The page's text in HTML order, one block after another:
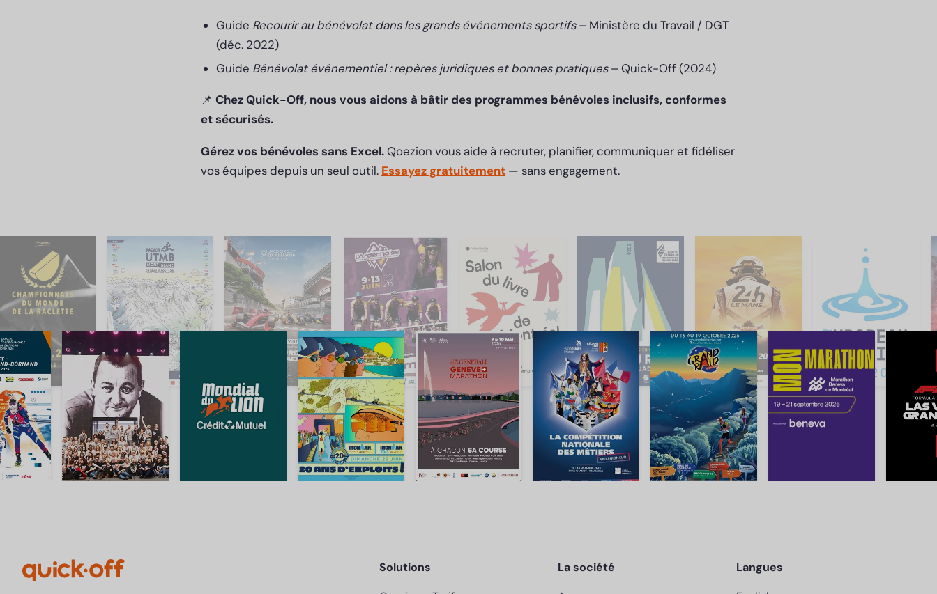
Guide Recourir au bénévolat dans les grands événements sportifs– Ministère du Travail / DGT
(déc. 2022)
Guide Bénévolat événementiel : repères juridiques et bonnes pratiques– Quick-Off (2024)
📌 Chez Quick-Off, nous vous aidons à bâtir des programmes bénévoles inclusifs, conformes
et sécurisés.
Gérez vos bénévoles sans Excel.Qoezion vous aide à recruter, planifier, communiquer et fidéliser
vos équipes depuis un seul outil. Essayez gratuitement — sans engagement.
Solutions
La société
Langues